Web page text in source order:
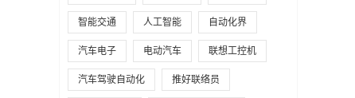
智能交通 人工智能 自动化界
汽车电子 电动汽车 联想工控机
汽车驾驶自动化 推好联络员